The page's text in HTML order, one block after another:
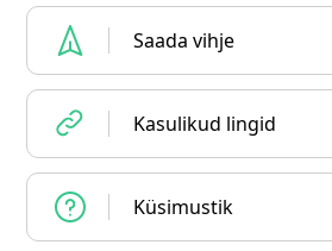
Saada vihje
Kasulikud lingid
Küsimustik